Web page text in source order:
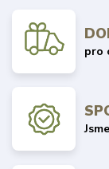
pro